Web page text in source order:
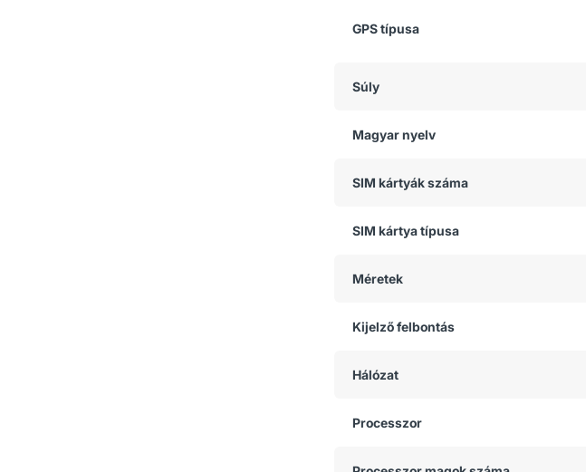
GPS típusa
Súly
Magyar nyelv
SIM kártyák száma
SIM kártya típusa
Méretek
Kijelző felbontás
Hálózat
Processzor